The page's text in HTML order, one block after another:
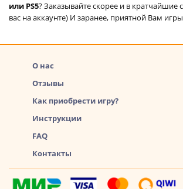
или PS5? Заказывайте скорее и в кратчайшие
вас на аккаунте) И заранее, приятной Вам
О нас
Отзывы
Как приобрести игру?
Инструкции
FAQ
Контакты